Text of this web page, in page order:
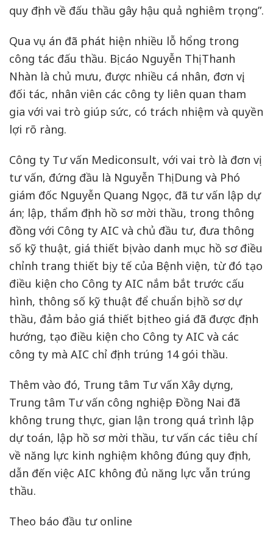
quy định về đấu thầu gây hậu quả nghiêm trọng”.
Qua vụ án đã phát hiện nhiều lỗ hổng trong
công tác đấu thầu. Bị cáo Nguyễn Thị Thanh
Nhàn là chủ mưu, được nhiều cá nhân, đơn vị,
đối tác, nhân viên các công ty liên quan tham
gia với vai trò giúp sức, có trách nhiệm và quyền
lợi rõ ràng.
Công ty Tư vấn Mediconsult, với vai trò là đơn vị
tư vấn, đứng đầu là Nguyễn Thị Dung và Phó
giám đốc Nguyễn Quang Ngọc, đã tư vấn lập dự
án; lập, thẩm định hồ sơ mời thầu, trong thông
đồng với Công ty AIC và chủ đầu tư, đưa thông
số kỹ thuật, giá thiết bị vào danh mục hồ sơ điều
chỉnh trang thiết bị y tế của Bệnh viện, từ đó tạo
điều kiện cho Công ty AIC nắm bắt trước cấu
hình, thông số kỹ thuật để chuẩn bị hồ sơ dự
thầu, đảm bảo giá thiết bị theo giá đã được định
hướng, tạo điều kiện cho Công ty AIC và các
công ty mà AIC chỉ định trúng 14 gói thầu.
Thêm vào đó, Trung tâm Tư vấn Xây dựng,
Trung tâm Tư vấn công nghiệp Đồng Nai đã
không trung thực, gian lận trong quá trình lập
dự toán, lập hồ sơ mời thầu, tư vấn các tiêu chí
về năng lực kinh nghiệm không đúng quy định,
dẫn đến việc AIC không đủ năng lực vẫn trúng
thầu.
Theo báo đầu tư online